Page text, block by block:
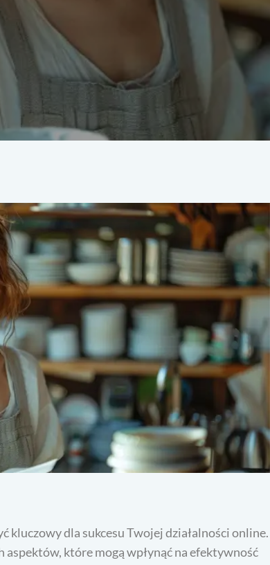
dla sukcesu Twojej działalności online.
które mogą wpłynąć na efektywność